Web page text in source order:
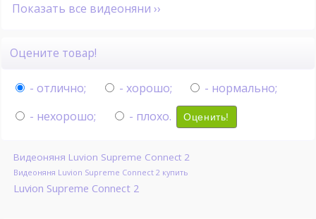
Показать все видеоняни ››
Оцените товар!
- отлично; - хорошо;
- нормально;
- нехорошо;
- плохо. Оценить!
Видеоняня Luvion Supreme Connect 2
Видеоняня Luvion Supreme Connect 2 купить
Luvion Supreme Connect 2